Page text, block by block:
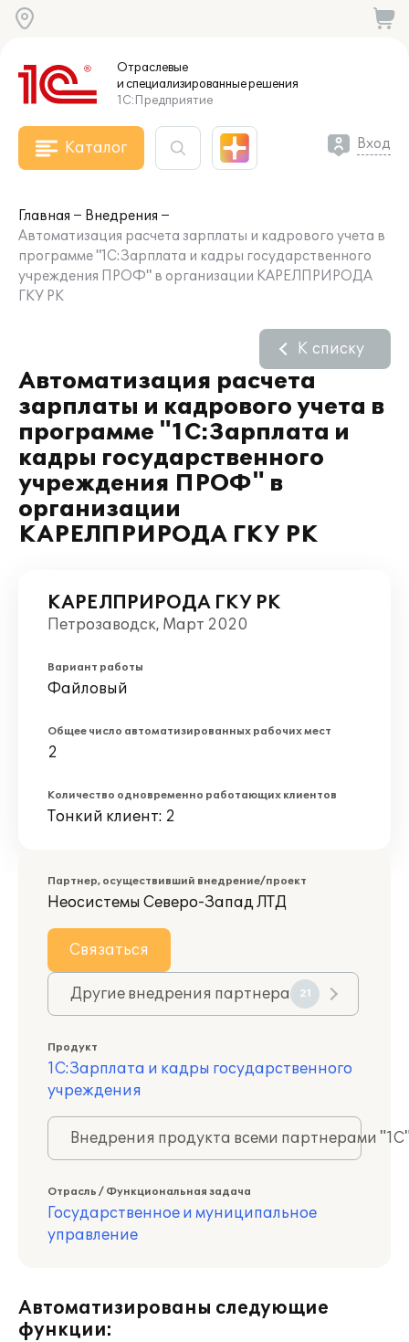
Отраслевые
и специализированныерешения
1С:Предприятие
Каталог Вход
Главная
Внедрения
Автоматизация расчета зарплаты и кадрового учета в
программе "1С:Зарплата и кадры государственного
учреждения ПРОФ" в организации КАРЕЛПРИРОДА
ГКУ РК
Автоматизация расчета
зарплаты и кадрового учета в
программе "1С:Зарплата и
кадры государственного
учреждения ПРОФ" в
организации
КАРЕЛПРИРОДА ГКУ РК
К списку
КАРЕЛПРИРОДА ГКУ РК
Петрозаводск, Март 2020
Вариант работы
Файловый
Общее число автоматизированных рабочих мест
2
Количество одновременно работающих клиентов
Тонкий клиент: 2
Партнер, осуществивший внедрение/проект
Неосистемы Северо-Запад ЛТД
Связаться
Другие внедрения партнера 21
Продукт
1С:Зарплата и кадры государственного
учреждения
Внедрения продукта всеми партнерами
Отрасль / Функциональная задача
Государственное и муниципальное
управление
Автоматизированы следующие
функции: